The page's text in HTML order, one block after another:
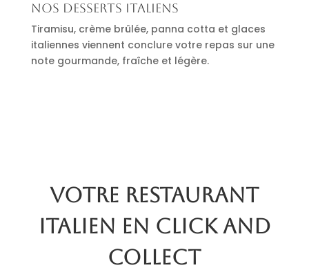
Nos desserts italiens
Tiramisu, crème brûlée, panna cotta et glaces
italiennes viennent conclure votre repas sur une
note gourmande, fraîche et légère.
Votre restaurant
italien en click and
collect